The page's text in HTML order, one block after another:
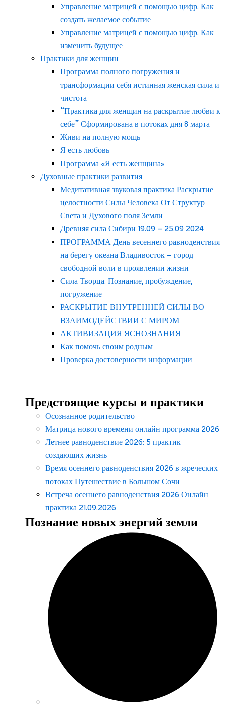
Управление матрицей с помощью цифр. Как
создать желаемое событие
Управление матрицей с помощью цифр. Как
изменить будущее
Практики для женщин
Программа полного погружения и
трансформации себя истинная женская сила и
чистота
“Практика для женщин на раскрытие любви к
себе” Сформирована в потоках дня 8 марта
Живи на полную мощь
Я есть любовь
Программа «Я есть женщина»
Духовные практики развития
Медитативная звуковая практика Раскрытие
целостности Силы Человека От Структур
Света и Духового поля Земли
Древняя сила Сибири 19.09 – 25.09 2024
ПРОГРАММА День весеннего равноденствия
на берегу океана Владивосток – город
свободной воли в проявлении жизни
Сила Творца. Познание, пробуждение,
погружение
РАСКРЫТИЕ ВНУТРЕННЕЙ СИЛЫ ВО
ВЗАИМОДЕЙСТВИИ С МИРОМ
АКТИВИЗАЦИЯ ЯСНОЗНАНИЯ
Как помочь своим родным
Проверка достоверности информации
Предстоящие курсы и практики
Осознанное родительство
Матрица нового времени онлайн программа 2026
Летнее равноденствие 2026: 5 практик
создающих жизнь
Время осеннего равноденствия 2026 в жреческих
потоках Путешествие в Большом Сочи
Встреча осеннего равноденствия 2026 Онлайн
практика 21.09.2026
Познание новых энергий земли